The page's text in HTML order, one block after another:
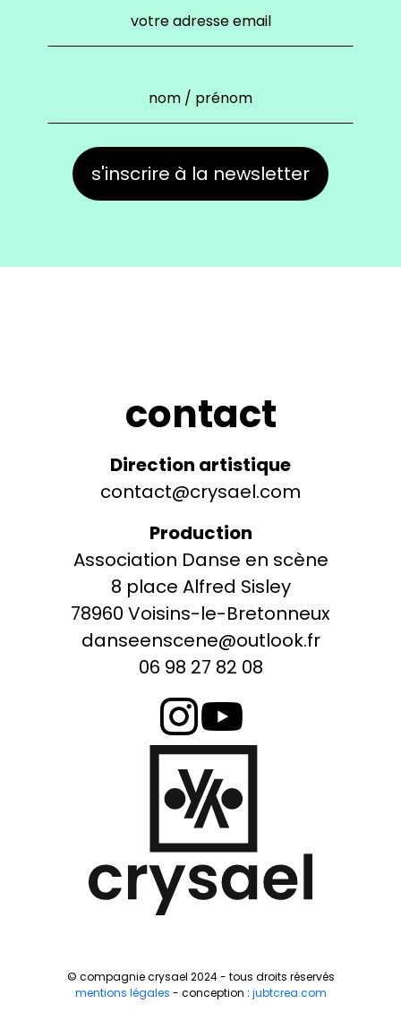
contact
Direction artistique
contact@crysael.com
Production
Association Danse en scène
8 place Alfred Sisley
78960 Voisins-le-Bretonneux
danseenscene@outlook.fr
06 98 27 82 08
© compagnie crysael 2024 - tous droits réservés
mentions légales - conception : jubtcrea.com